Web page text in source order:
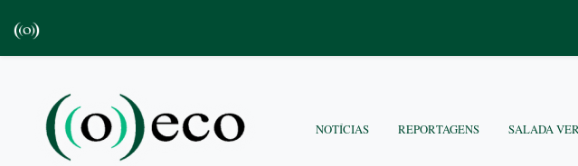
NOTÍCIAS REPORTAGENS SALADA